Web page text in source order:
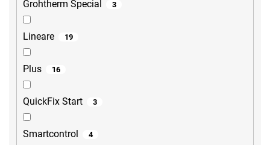
Grohtherm Special 3
Lineare 19
Plus 16
QuickFix Start 3
Smartcontrol 4